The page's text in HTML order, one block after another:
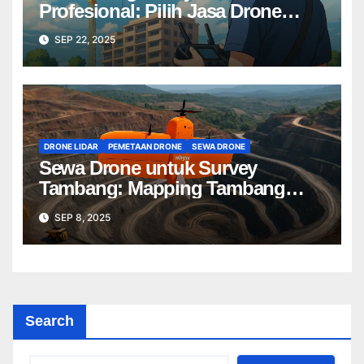
Profesional: Pilih Jasa Drone
Terbaik untuk Proyek Anda
SEP 22, 2025
DRONE LIDAR PEMETAAN DRONE SEWA DRONE
Sewa Drone untuk Survey
Tambang: Mapping Tambang
Profesional Lebih Cepat & Akurat
SEP 8, 2025
Search